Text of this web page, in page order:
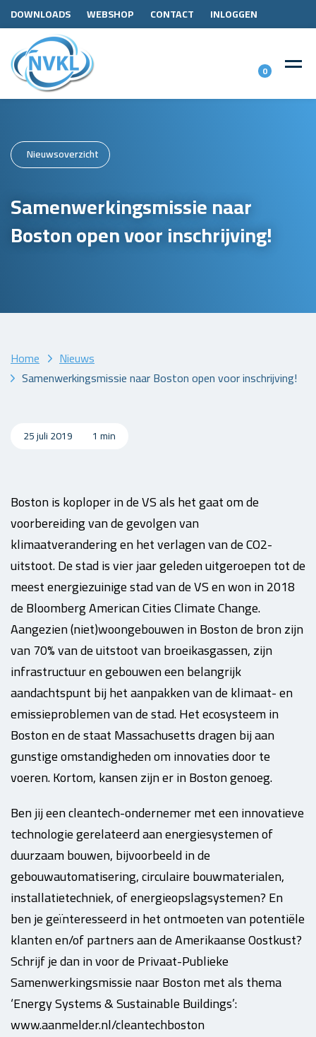
DOWNLOADS WEBSHOP CONTACT INLOGGEN
0
Nieuwsoverzicht
Samenwerkingsmissie naar
Boston open voor inschrijving!
Home
Nieuws
Samenwerkingsmissie naar Boston open voor inschrijving!
25 juli 2019 1 min
Boston is koploper in de VS als het gaat om de
voorbereiding van de gevolgen van
klimaatverandering en het verlagen van de CO2-
uitstoot. De stad is vier jaar geleden uitgeroepen tot de
meest energiezuinige stad van de VS en won in 2018
de Bloomberg American Cities Climate Change.
Aangezien (niet)woongebouwen in Boston de bron zijn
van 70% van de uitstoot van broeikasgassen, zijn
infrastructuur en gebouwen een belangrijk
aandachtspunt bij het aanpakken van de klimaat- en
emissieproblemen van de stad. Het ecosysteem in
Boston en de staat Massachusetts dragen bij aan
gunstige omstandigheden om innovaties door te
voeren. Kortom, kansen zijn er in Boston genoeg.
Ben jij een cleantech-ondernemer met een innovatieve
technologie gerelateerd aan energiesystemen of
duurzaam bouwen, bijvoorbeeld in de
gebouwautomatisering, circulaire bouwmaterialen,
installatietechniek, of energieopslagsystemen? En
ben je geïnteresseerd in het ontmoeten van potentiële
klanten en/of partners aan de Amerikaanse Oostkust?
Schrijf je dan in voor de Privaat-Publieke
Samenwerkingsmissie naar Boston met als thema
‘Energy Systems & Sustainable Buildings’:
www.aanmelder.nl/cleantechboston